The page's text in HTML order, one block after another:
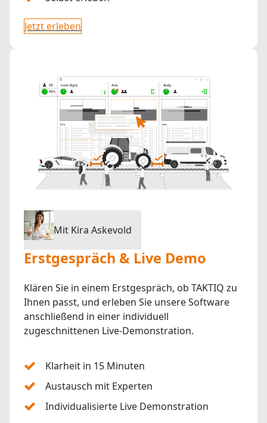
Jetzt erleben
Mit Kira Askevold
Erstgespräch & Live Demo
Klären Sie in einem Erstgespräch, ob TAKTIQ zu
Ihnen passt, und erleben Sie unsere Software
anschließend in einer individuell
zugeschnittenen Live-Demonstration.
Klarheit in 15 Minuten
Austausch mit Experten
Individualisierte Live Demonstration